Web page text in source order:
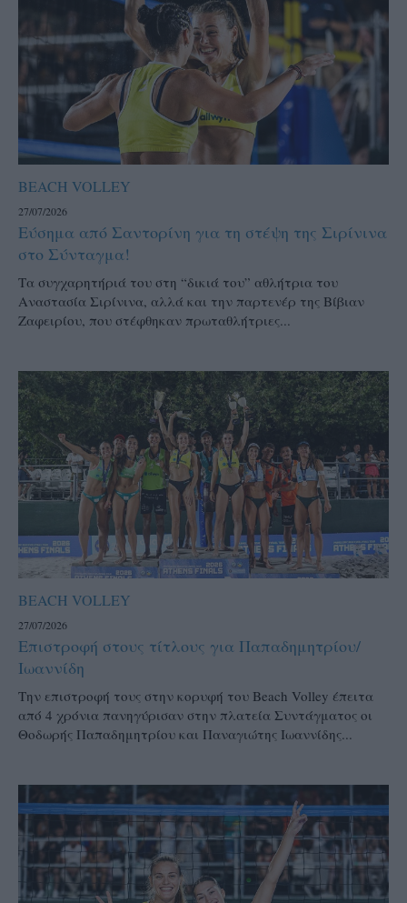
BEACH VOLLEY
27/07/2026
Εύσημα από Σαντορίνη για τη στέψη της Σιρίνινα
στο Σύνταγμα!
Τα συγχαρητήριά του στη “δικιά του” αθλήτρια του
Αναστασία Σιρίνινα, αλλά και την παρτενέρ της Βίβιαν
Ζαφειρίου, που στέφθηκαν πρωταθλήτριες...
BEACH VOLLEY
27/07/2026
Επιστροφή στους τίτλους για Παπαδημητρίου/
Ιωαννίδη
Την επιστροφή τους στην κορυφή του Beach Volley έπειτα
από 4 χρόνια πανηγύρισαν στην πλατεία Συντάγματος οι
Θοδωρής Παπαδημητρίου και Παναγιώτης Ιωαννίδης...